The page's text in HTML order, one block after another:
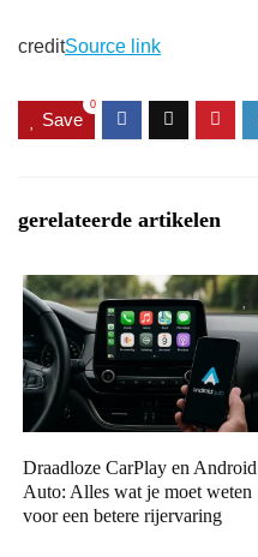
creditSource link
Save
0
gerelateerde artikelen
Draadloze CarPlay en Android
Auto: Alles wat je moet weten
voor een betere rijervaring